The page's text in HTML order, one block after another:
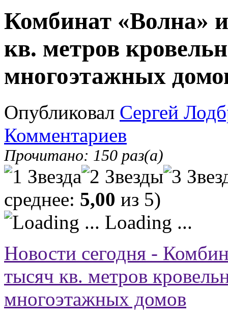
Комбинат «Волна»
кв. метров
многоэтажных
Опубликовал Сергей
Комментариев
Прочитано: 150 раз(а)
среднее: 5,00 из 5)
Loading ...
Новости сегодня -
тысяч кв. метров
многоэтажных домов